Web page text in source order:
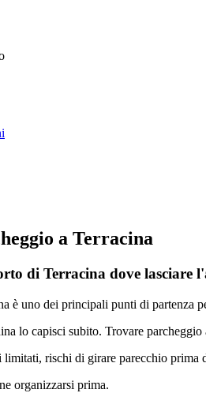
a Terracina
di Terracina dove lasciare
è uno dei principali punti di partenza
lo capisci subito. Trovare
limitati, rischi di girare parecchio prima
organizzarsi prima.